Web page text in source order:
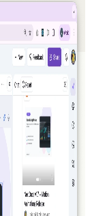
v1.10
时为你和你的朋
此外还将新增公
模型，以
创建、验证